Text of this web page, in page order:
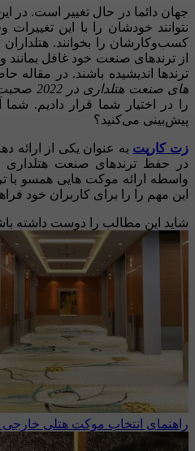
جهان دائما در حال تغییر است. در
نتوانند خودشان را با این تغییرات
کسب‌وکارشان را بخوانند. هتلداران
از ترندهای صنعت خود غافل بمانند و
ترندها اندیشیده باشند. در مقاله
های صنعت هتلداری در 2022
صحبت
را در اختیار شما قرار دادیم.
پیش‌بینی می‌کنید؟
زت کارپت به عنوان یکی از ارائه
در حفظ ترندهای صنعت هتلداری
واسطه ارائه موکت هایی همسو با
این مهم را را برای کاربران خود
شاید این مطالب را دوست داشته
راهنمای انتخاب موکت هتلی خارجی